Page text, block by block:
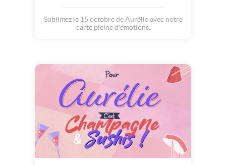
Sublimez le 15 octobre de Aurélie avec notre
carte pleine d'émotions.